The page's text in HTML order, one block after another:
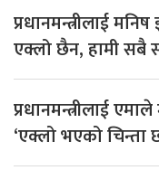
प्रधानमन्त्रीलाई
एक्लो छैन, हामी सबै
प्रधानमन्त्रीलाई
‘एक्लो भएको चिन्ता